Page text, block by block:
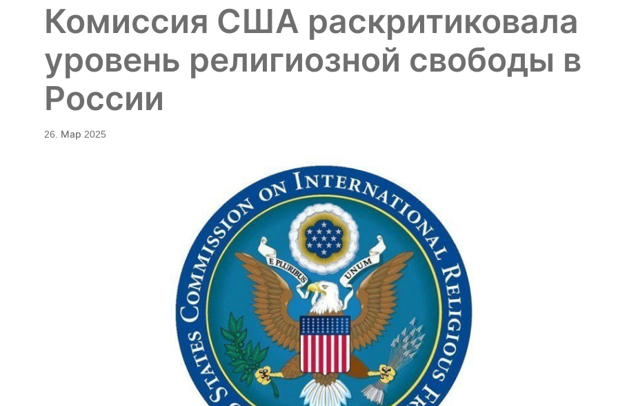
Комиссия США раскритиковала
уровень религиозной свободы в
России
26. Мар 2025